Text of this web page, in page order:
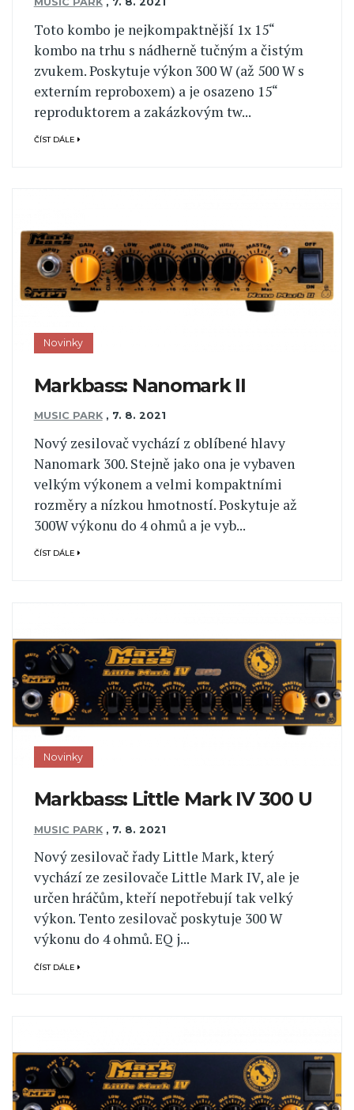
Toto kombo je nejkompaktnější 1x 15“
kombo na trhu s nádherně tučným a čistým
zvukem. Poskytuje výkon 300 W (až 500 W s
externím reproboxem) a je osazeno 15“
reproduktorem a zakázkovým tw...
ČÍST DÁLE
Novinky
Markbass: Nanomark II
MUSIC PARK , 7. 8. 2021
Nový zesilovač vychází z oblíbené hlavy
Nanomark 300. Stejně jako ona je vybaven
velkým výkonem a velmi kompaktními
rozměry a nízkou hmotností. Poskytuje až
300W výkonu do 4 ohmů a je vyb...
ČÍST DÁLE
Novinky
Markbass: Little Mark IV 300 U
MUSIC PARK , 7. 8. 2021
Nový zesilovač řady Little Mark, který
vychází ze zesilovače Little Mark IV, ale je
určen hráčům, kteří nepotřebují tak velký
výkon. Tento zesilovač poskytuje 300 W
výkonu do 4 ohmů. EQ j...
ČÍST DÁLE